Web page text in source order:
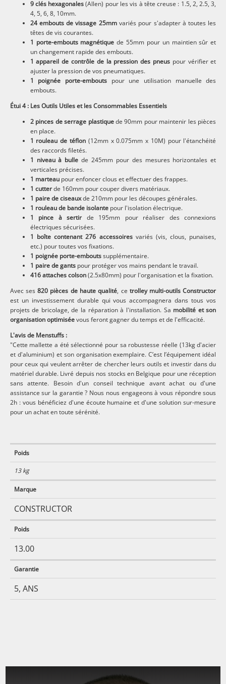
9 clés hexagonales(Allen) pour les vis à tête creuse : 1.5, 2, 2.5, 3,
4, 5, 6, 8, 10mm.
24 embouts de vissage 25mmvariés pour s'adapter à toutes les
têtes de vis courantes.
1 porte-embouts magnétique de 55mm pour un maintien sûr et
un changement rapide des embouts.
1 appareil de contrôle de la pression des pneuspour vérifier et
ajuster la pression de vos pneumatiques.
1 poignée porte-embouts pour une utilisation manuelle des
embouts.
Étui 4 : Les Outils Utiles et les Consommables Essentiels
2 pinces de serrage plastiquede 90mm pour maintenir les pièces
en place.
1 rouleau de téflon(12mm x 0.075mm x 10M) pour l'étanchéité
des raccords filetés.
1 niveau à bulle de 245mm pour des mesures horizontales et
verticales précises.
1 marteaupour enfoncer clous et effectuer des frappes.
1 cutterde 160mm pour couper divers matériaux.
1 paire de ciseauxde 210mm pour les découpes générales.
1 rouleau de bande isolantepour l'isolation électrique.
1 pince à sertirde 195mm pour réaliser des connexions
électriques sécurisées.
1 boîte contenant 276 accessoiresvariés (vis, clous, punaises,
etc.) pour toutes vos fixations.
1 poignée porte-emboutssupplémentaire.
1 paire de gantspour protéger vos mains pendant le travail.
416 attaches colson(2.5x80mm) pour l'organisation et la fixation.
Avec ses820 pièces de haute qualité, ce trolley multi-outils Constructor
est un investissement durable qui vous accompagnera dans tous vos
projets de bricolage, de la réparation à l'installation. Sa mobilité et son
organisation optimiséevous feront gagner du temps et de l'efficacité.
L'avis de Menstuffs :
"Cette mallette a été sélectionné pour sa robustesse réelle (13kg d'acier
et d'aluminium) et son organisation exemplaire. C’est l’équipement idéal
pour ceux qui veulent arrêter de chercher leurs outils et investir dans du
matériel durable. Livré depuis nos stocks en Belgique pour une réception
sans attente. Besoin d'un conseil technique avant achat ou d'une
assistance sur la garantie ? Nous nous engageons à vous répondre sous
2h : vous bénéficiez d'une écoute humaine et d'une solution sur-mesure
pour un achat en toute sérénité.
Poids
13 kg
Marque
CONSTRUCTOR
Poids
13.00
Garantie
5, ANS